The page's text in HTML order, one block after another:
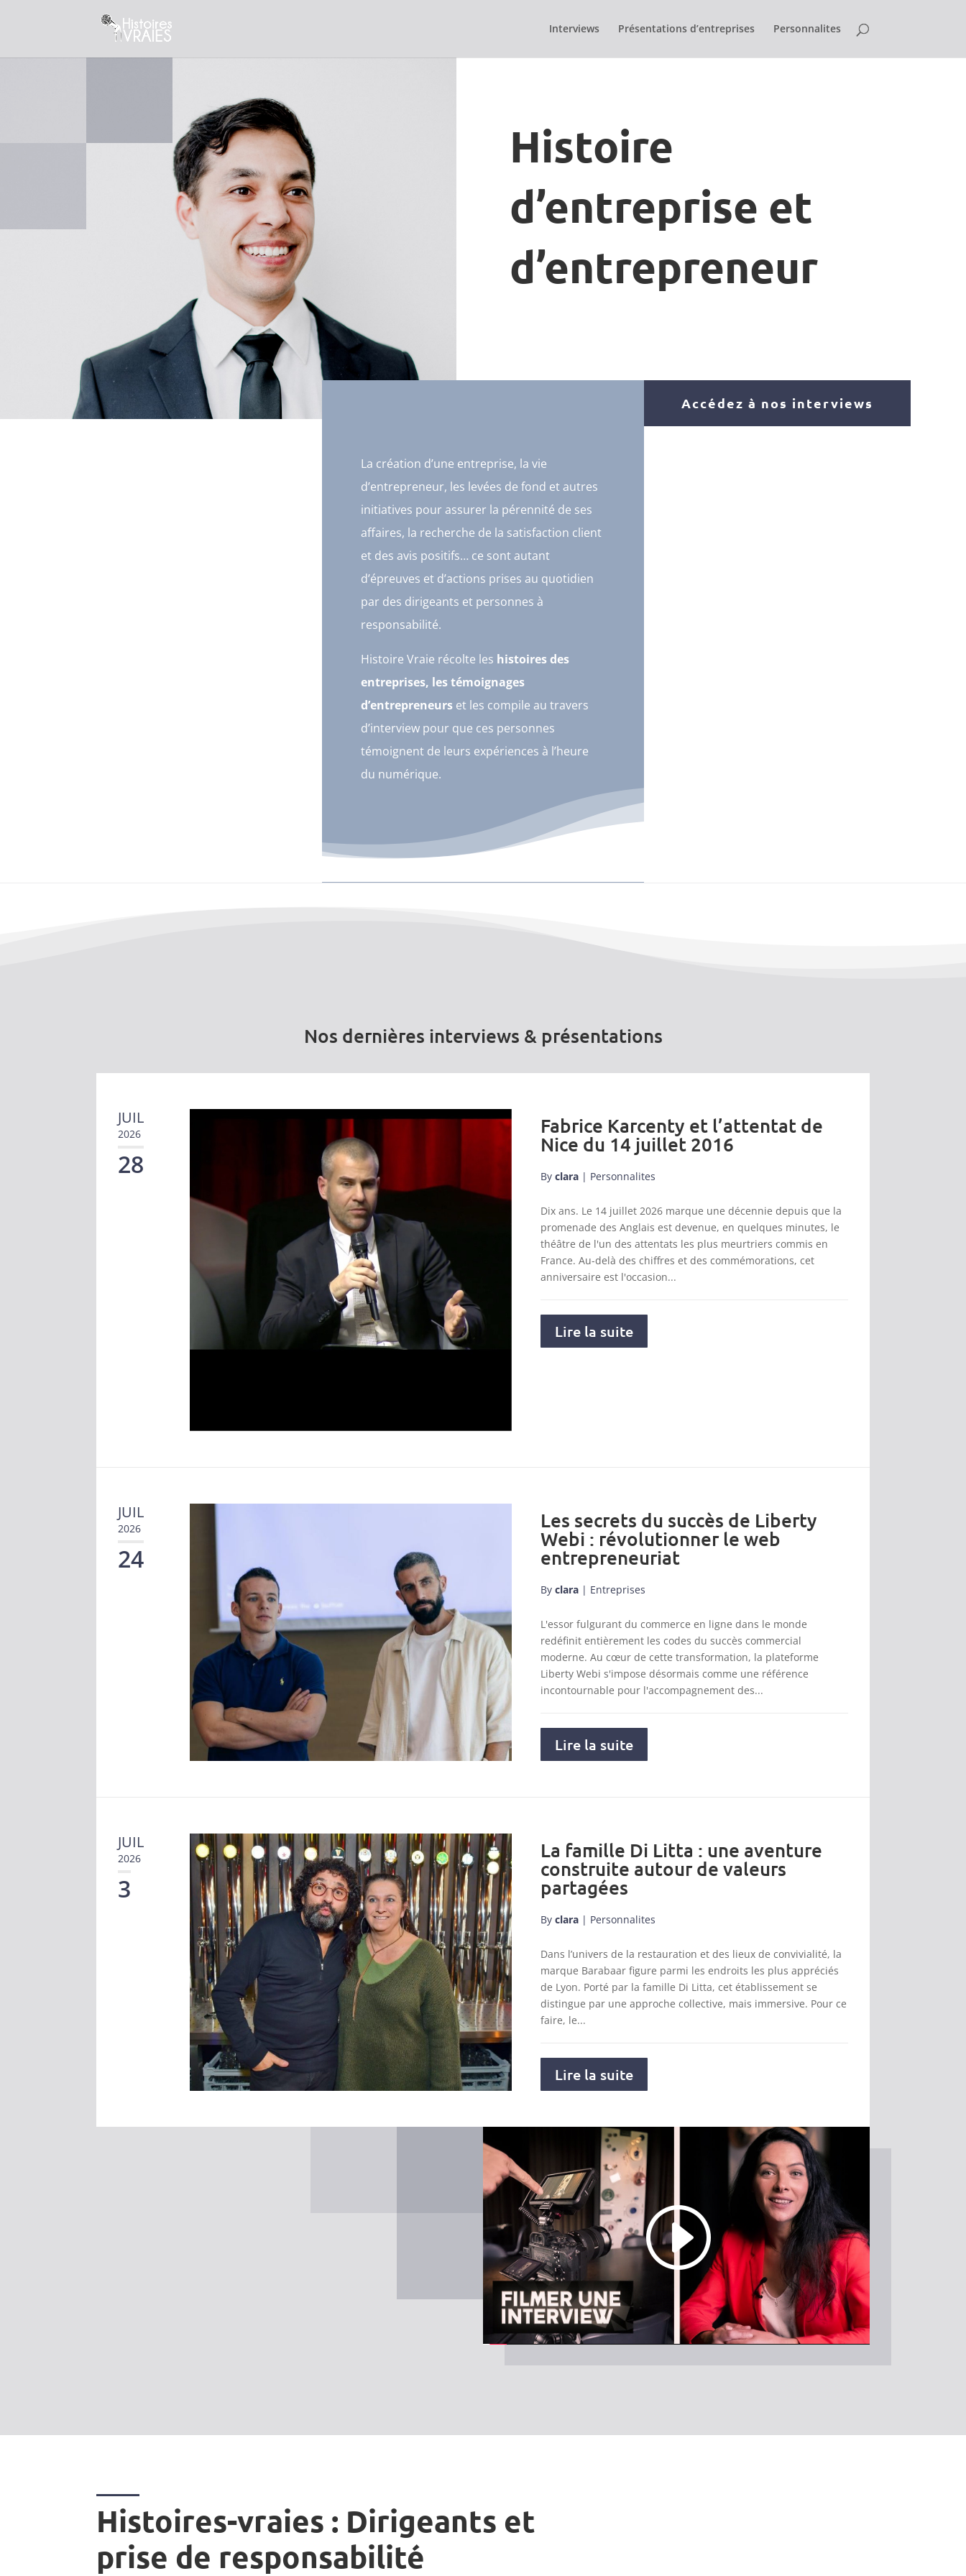
Interviews Présentations d’entreprises Personnalites
Histoire
d’entreprise et
d’entrepreneur
La création d’une entreprise, la vie
d’entrepreneur, les levées de fond et autres
initiatives pour assurer la pérennité de ses
affaires, la recherche de la satisfaction client
et des avis positifs… ce sont autant
d’épreuves et d’actions prises au quotidien
par des dirigeants et personnes à
responsabilité.
Histoire Vraie récolte les histoires des
entreprises, les témoignages
d’entrepreneurset les compile au travers
d’interview pour que ces personnes
témoignent de leurs expériences à l’heure
du numérique.
Accédez à nos interviews
Nos dernières interviews & présentations
JUIL
2026
28
Fabrice Karcenty et l’attentat de
Nice du 14 juillet 2016
By clara | Personnalites
Dix ans. Le 14 juillet 2026 marque une décennie depuis que la
promenade des Anglais est devenue, en quelques minutes, le
théâtre de l'un des attentats les plus meurtriers commis en
France. Au-delà des chiffres et des commémorations, cet
anniversaire est l'occasion...
Lire la suite
JUIL
2026
24
Les secrets du succès de Liberty
Webi : révolutionner le web
entrepreneuriat
By clara | Entreprises
L'essor fulgurant du commerce en ligne dans le monde
redéfinit entièrement les codes du succès commercial
moderne. Au cœur de cette transformation, la plateforme
Liberty Webi s'impose désormais comme une référence
incontournable pour l'accompagnement des...
Lire la suite
JUIL
2026
3
La famille Di Litta : une aventure
construite autour de valeurs
partagées
By clara | Personnalites
Dans l’univers de la restauration et des lieux de convivialité, la
marque Barabaar figure parmi les endroits les plus appréciés
de Lyon. Porté par la famille Di Litta, cet établissement se
distingue par une approche collective, mais immersive. Pour ce
faire, le...
Lire la suite
Histoires-vraies : Dirigeants et
prise de responsabilité